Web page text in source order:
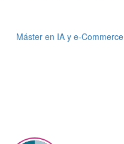
Máster en IA y e-Commerce